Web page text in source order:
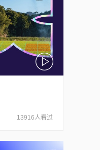
13916人看过